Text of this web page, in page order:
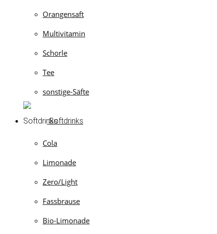
Orangensaft
Multivitamin
Schorle
Tee
sonstige-Säfte
Softdrinks
Cola
Limonade
Zero/Light
Fassbrause
Bio-Limonade